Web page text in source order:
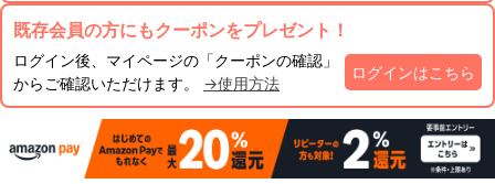
既存会員の方にもクーポンをプレゼント！
ログイン後、マイページの「クーポンの確認」
からご確認いただけます。 →使用方法
ログインはこちら